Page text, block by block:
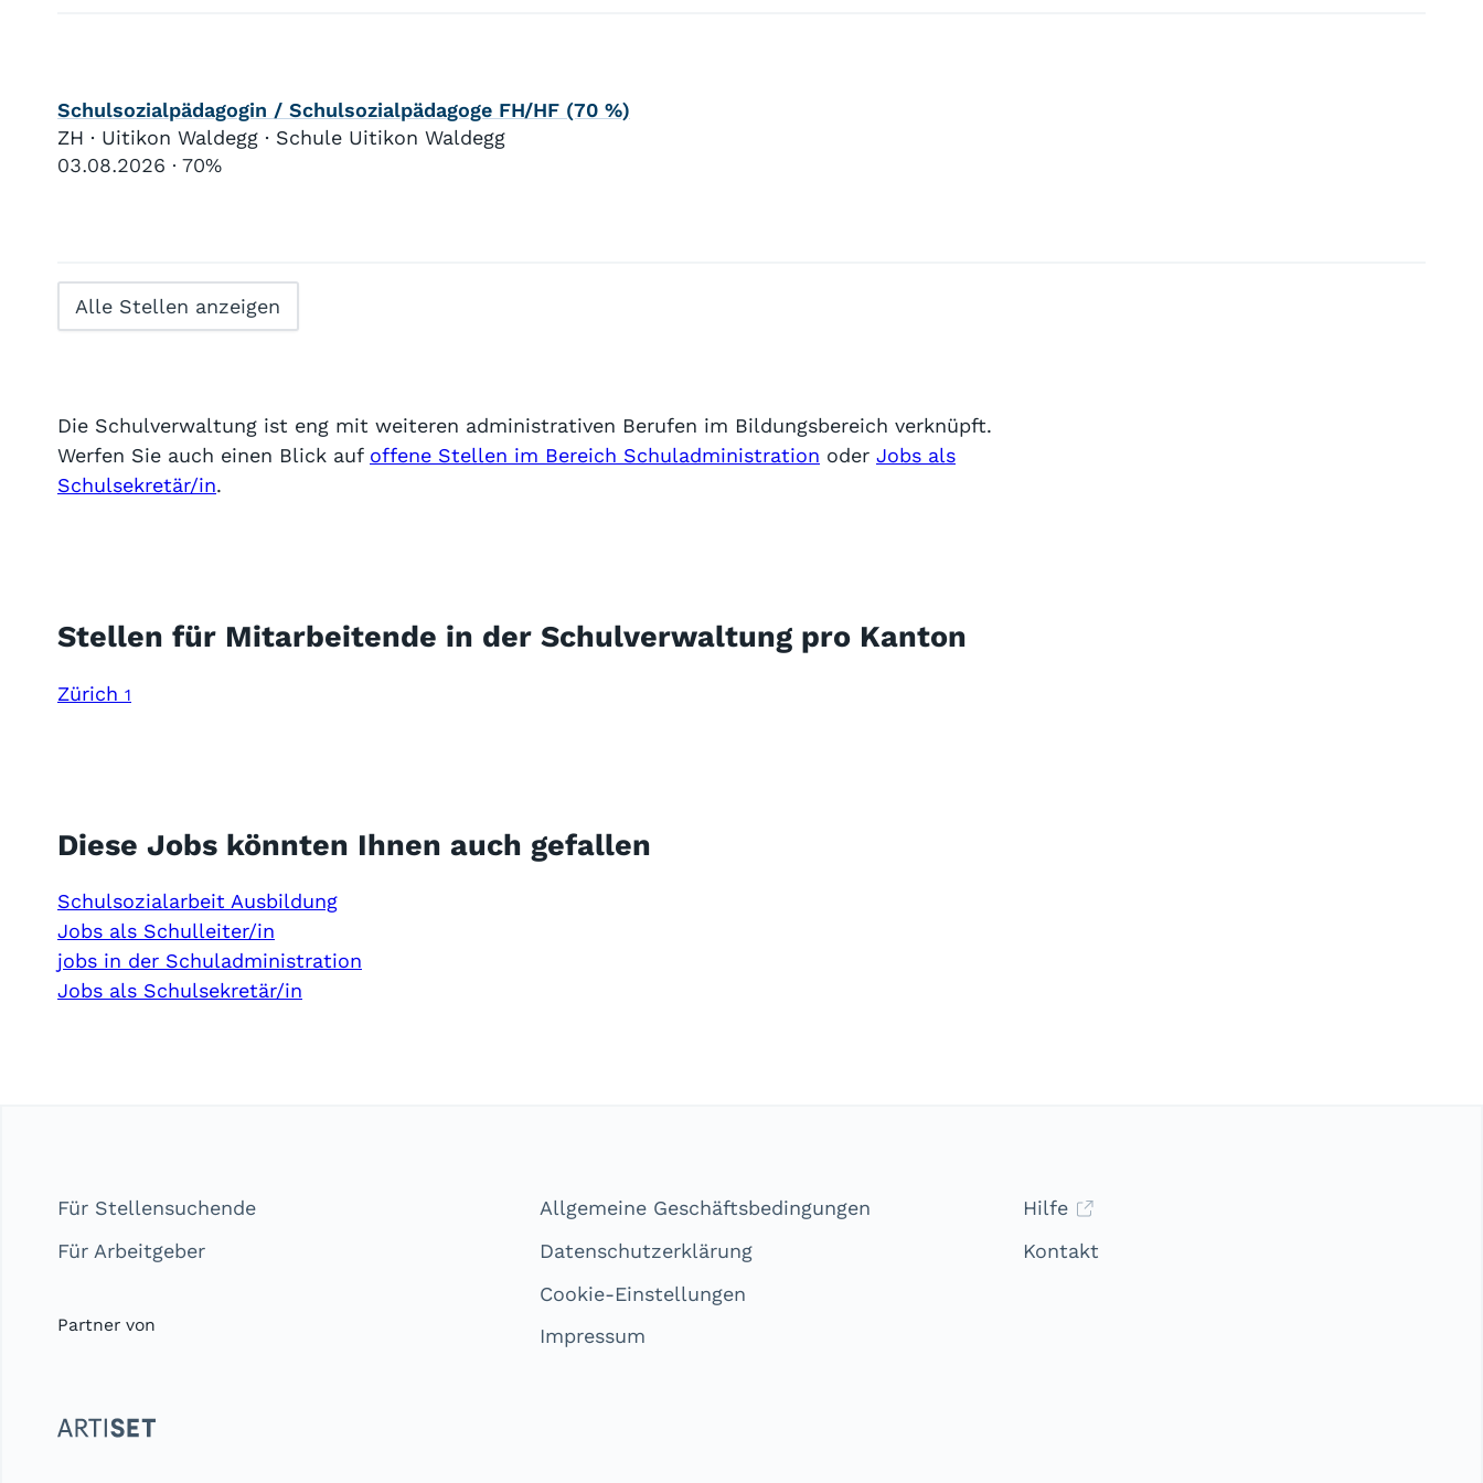
Schulsozialpädagogin / Schulsozialpädagoge FH/HF (70 %)
ZH · Uitikon Waldegg · Schule Uitikon Waldegg
03.08.2026
70%
Alle Stellen anzeigen
Die Schulverwaltung ist eng mit weiteren administrativen Berufen im Bildungsbereich verknüpft.
Werfen Sie auch einen Blick auf offene Stellen im Bereich Schuladministration oder Jobs als
Schulsekretär/in.
Stellen für Mitarbeitende in der Schulverwaltung pro Kanton
Zürich 1
Diese Jobs könnten Ihnen auch gefallen
Schulsozialarbeit Ausbildung
Jobs als Schulleiter/in
jobs in der Schuladministration
Jobs als Schulsekretär/in
Für Stellensuchende
Für Arbeitgeber
Partner von
Allgemeine Geschäftsbedingungen
Datenschutzerklärung
Cookie-Einstellungen
Impressum
Hilfe
Kontakt